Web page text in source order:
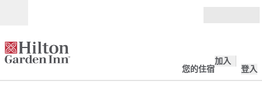
您的住宿
加入
登入